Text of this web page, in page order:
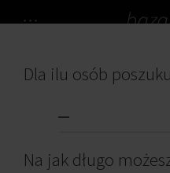
Dla ilu osób
Na jak długo